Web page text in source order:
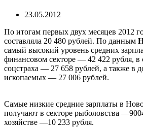
23.05.2012
По итогам первых двух месяцев 2012
составляла 20 480 рублей. По данным
самый высокий уровень средних
финансовом секторе — 42 422 рубля, в
соцстраха — 27 658 рублей, а также в
ископаемых — 27 006 рублей.
Самые низкие средние зарплаты в
получают в секторе рыболовства
хозяйстве —10 233 рубля.